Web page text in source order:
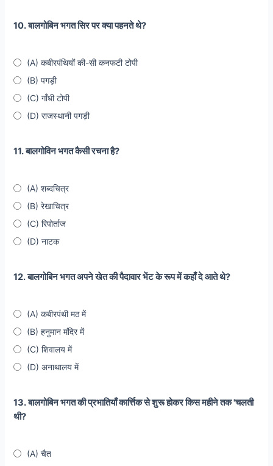
10. बालगोबिन भगत सिर पर क्या पहनते थे?
(A) कबीरपंथियों की-सी कनफटी टोपी
(B) पगड़ी
(C) गाँधी टोपी
(D) राजस्थानी पगड़ी
11. बालगोविन भगत कैसी रचना है?
(A) शब्दचित्र
(B) रेखाचित्र
(C) रिपोर्ताज
(D) नाटक
12. बालगोबिन भगत अपने खेत की पैदावार भेंट के रूप में कहाँ दे आते थे?
(A) कबीरपंथी मठ में
(B) हनुमान मंदिर में
(C) शिवालय में
(D) अनाथालय में
13. बालगोबिन भगत की प्रभातियाँ कार्त्तिक से शुरू होकर किस महीने तक 'चलती
थी?
(A) चैत